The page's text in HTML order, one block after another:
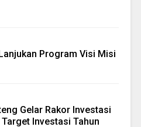
Program Visi Misi
Gelar Rakor Investasi
Investasi Tahun